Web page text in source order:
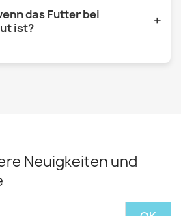
das Futter bei
ist?
+
Neuigkeiten und